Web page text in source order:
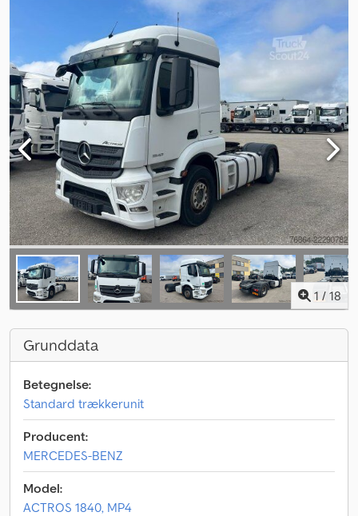
1 / 18
Grunddata
Betegnelse:
Standard trækkerunit
Producent:
MERCEDES-BENZ
Model:
ACTROS 1840, MP4